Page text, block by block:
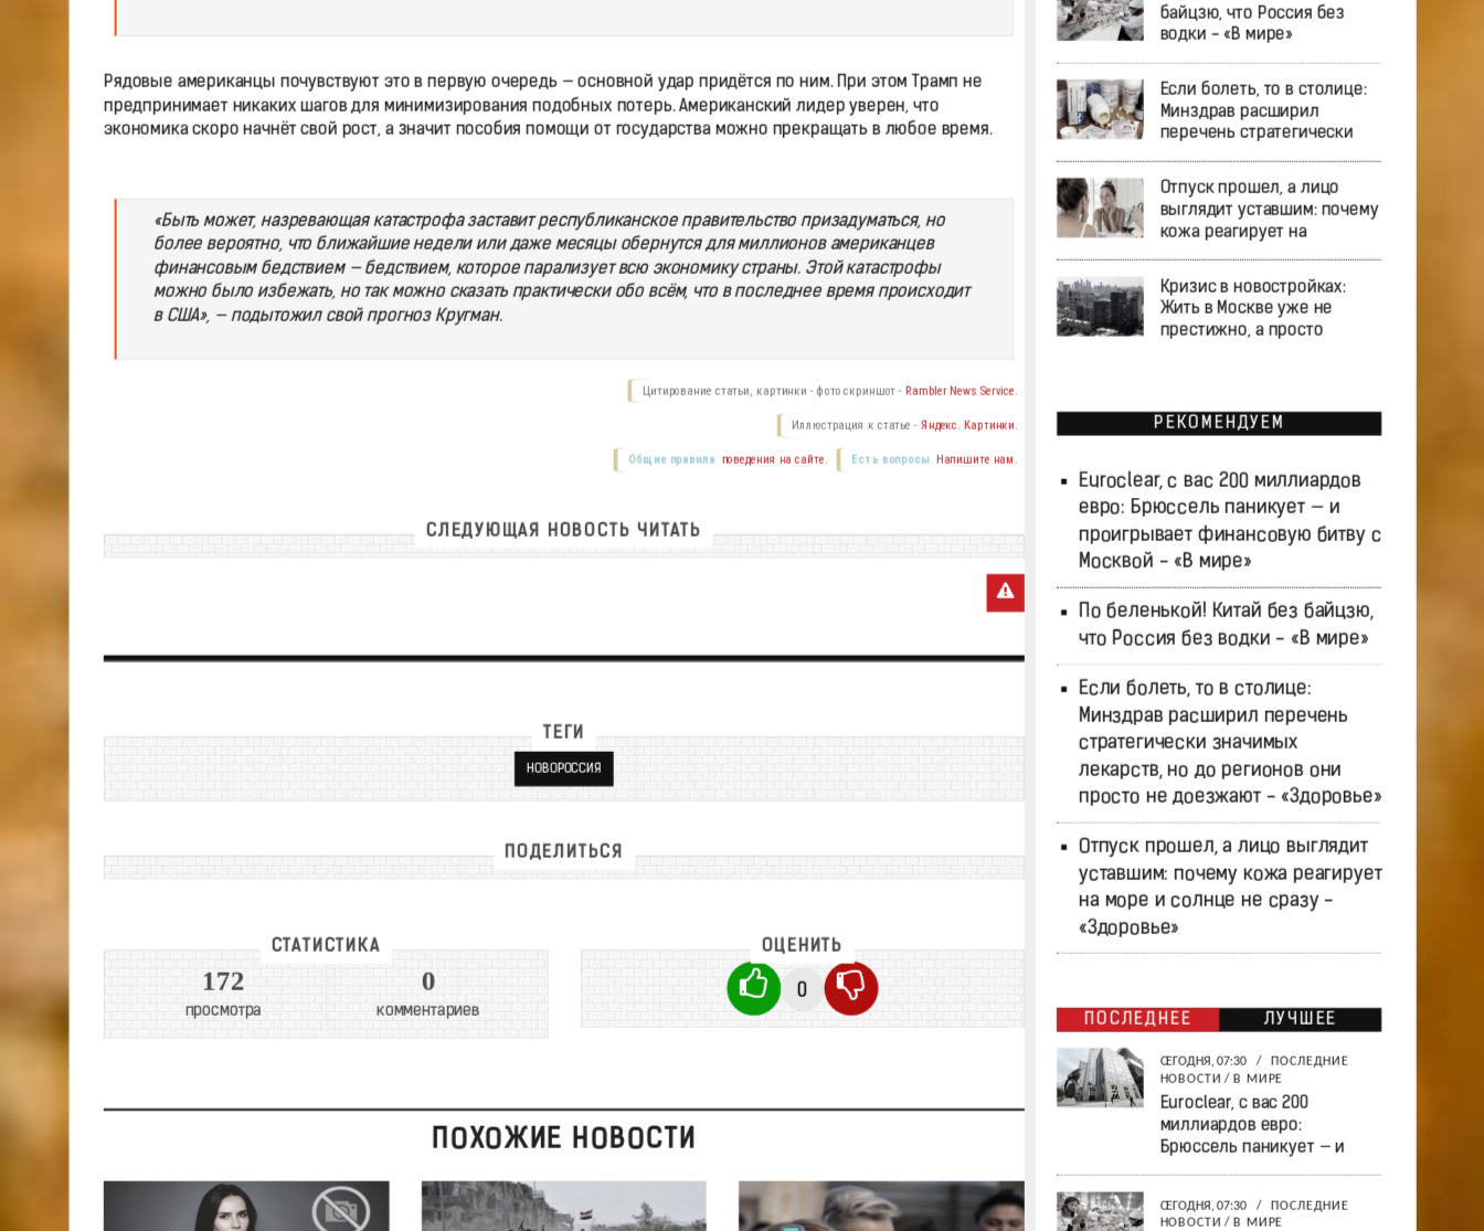
Рядовые американцы почувствуют это в первую очередь — основной удар придётся по ним. При этом Трамп не
предпринимает никаких шагов для минимизирования подобных потерь. Американский лидер уверен, что
экономика скоро начнёт свой рост, а значит пособия помощи от государства можно прекращать в любое время.
«Быть может, назревающая катастрофа заставит республиканское правительство призадуматься, но
более вероятно, что ближайшие недели или даже месяцы обернутся для миллионов американцев
финансовым бедствием — бедствием, которое парализует всю экономику страны. Этой катастрофы
можно было избежать, но так можно сказать практически обо всём, что в последнее время происходит
в США», — подытожил свой прогноз Кругман.
Цитирование статьи, картинки - фото скриншот - Rambler News Service.
Иллюстрация к статье - Яндекс. Картинки.
Есть вопросы. Напишите нам.
Общие правила поведения на сайте.
СЛЕДУЮЩАЯ НОВОСТЬ ЧИТАТЬ
ТЕГИ
НОВОРОССИЯ
ПОДЕЛИТЬСЯ
СТАТИСТИКА
172
просмотра
0
комментариев
ОЦЕНИТЬ
0
ПОХОЖИЕ НОВОСТИ
байцзю, что Россия без
водки - «В мире»
Если болеть, то в столице:
Минздрав расширил
перечень стратегически
Отпуск прошел, а лицо
выглядит уставшим: почему
кожа реагирует на
Кризис в новостройках:
Жить в Москве уже не
престижно, а просто
РЕКОМЕНДУЕМ
Euroclear, с вас 200 миллиардов
евро: Брюссель паникует — и
проигрывает финансовую битву с
Москвой - «В мире»
По беленькой! Китай без байцзю,
что Россия без водки - «В мире»
Если болеть, то в столице:
Минздрав расширил перечень
стратегически значимых
лекарств, но до регионов они
просто не доезжают - «Здоровье»
Отпуск прошел, а лицо выглядит
уставшим: почему кожа реагирует
на море и солнце не сразу -
«Здоровье»
ПОСЛЕДНЕЕ ЛУЧШЕЕ
СЕГОДНЯ, 07:30 /
ПОСЛЕДНИЕ
НОВОСТИ / В МИРЕ
Euroclear, с вас 200
миллиардов евро:
Брюссель паникует — и
СЕГОДНЯ, 07:30 /
ПОСЛЕДНИЕ
НОВОСТИ / В МИРЕ